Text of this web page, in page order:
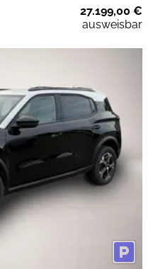
27.199,00 €
ausweisbar